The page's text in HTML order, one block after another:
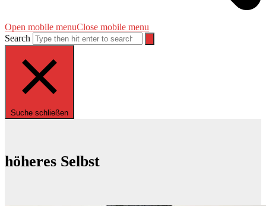
Open mobile menuClose mobile menu
Search
Suche schließen
höheres Selbst